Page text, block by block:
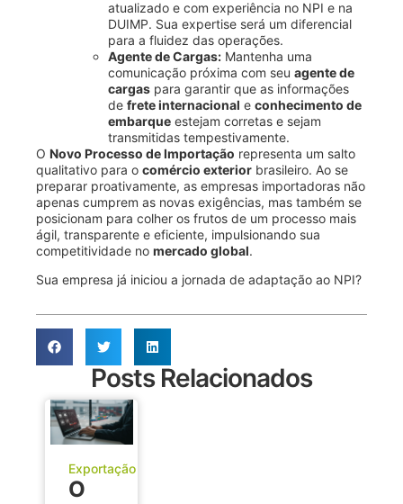
atualizado e com experiência no NPI e na
DUIMP. Sua expertise será um diferencial
para a fluidez das operações.
Agente de Cargas: Mantenha uma
comunicação próxima com seuagente de
cargas para garantir que as informações
defrete internacional econhecimento de
embarque estejam corretas e sejam
transmitidas tempestivamente.
ONovo Processo de Importação representa um salto
qualitativo para ocomércio exterior brasileiro. Ao se
preparar proativamente, as empresas importadoras não
apenas cumprem as novas exigências, mas também se
posicionam para colher os frutos de um processo mais
ágil, transparente e eficiente, impulsionando sua
competitividade nomercado global.
Sua empresa já iniciou a jornada de adaptação ao NPI?
Posts Relacionados
Exportação
O